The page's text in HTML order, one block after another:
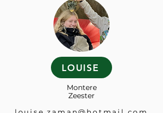
LOUISE
Montere
Zeester